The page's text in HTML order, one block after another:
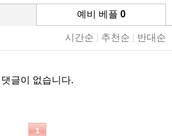
예비 베플 0
시간순 추천순 반대순
댓글이 없습니다.
1